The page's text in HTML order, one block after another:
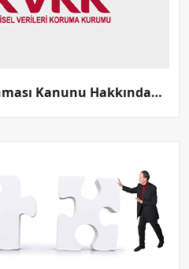
Kişisel Verilerin Korunması Kanunu Hakkında Bilgilendirme